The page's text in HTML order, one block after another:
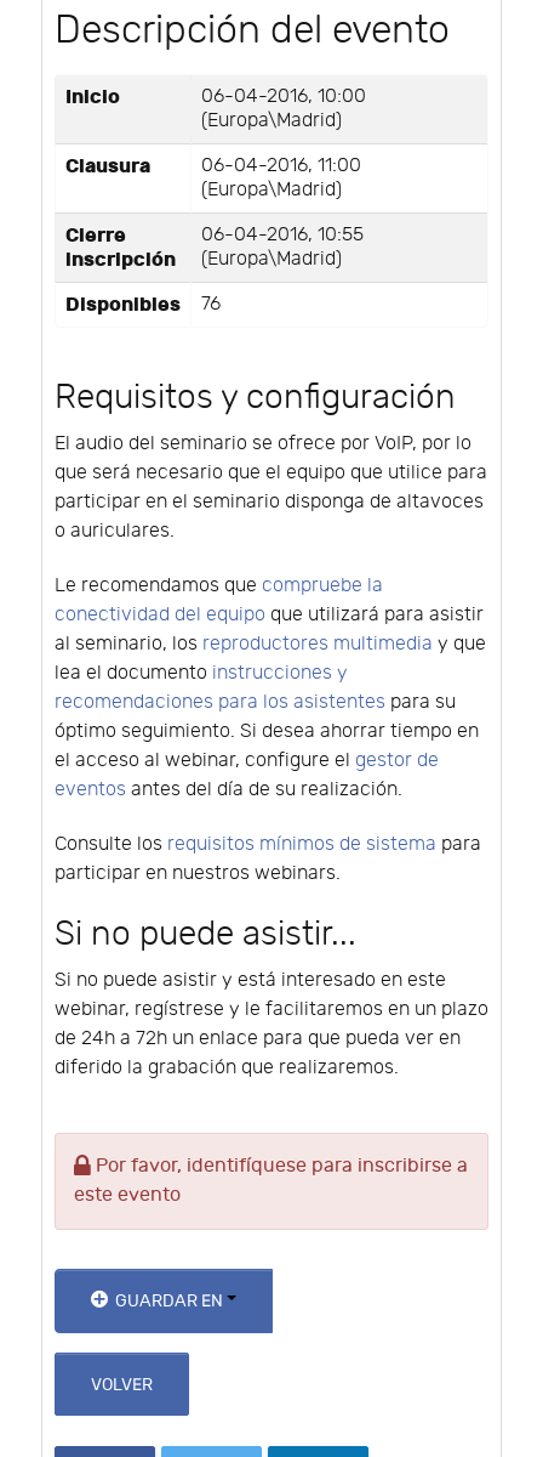
Descripción del evento
Inicio
06-04-2016, 10:00
(Europa\Madrid)
Clausura
06-04-2016, 11:00
(Europa\Madrid)
Cierre
inscripción
06-04-2016, 10:55
(Europa\Madrid)
Disponibles 76
Requisitos y configuración
El audio del seminario se ofrece por VoIP, por lo
que será necesario que el equipo que utilice para
participar en el seminario disponga de altavoces
o auriculares.
Le recomendamos que compruebe la
conectividad del equipo que utilizará para asistir
al seminario, los reproductores multimedia y que
lea el documento instrucciones y
recomendaciones para los asistentes para su
óptimo seguimiento. Si desea ahorrar tiempo en
el acceso al webinar, configure el gestor de
eventos antes del día de su realización.
Consulte los requisitos mínimos de sistema para
participar en nuestros webinars.
Si no puede asistir...
Si no puede asistir y está interesado en este
webinar, regístrese y le facilitaremos en un plazo
de 24h a 72h un enlace para que pueda ver en
diferido la grabación que realizaremos.
Por favor, identifíquese para inscribirse a
este evento
GUARDAR EN
VOLVER